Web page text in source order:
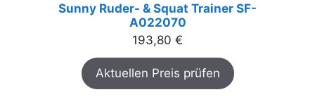
Sunny Ruder- & Squat Trainer SF-
A022070
193,80 €
Aktuellen Preis prüfen